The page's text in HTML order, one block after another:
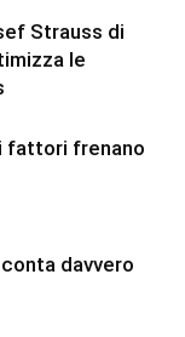
Strauss di
le
fattori frenano
davvero